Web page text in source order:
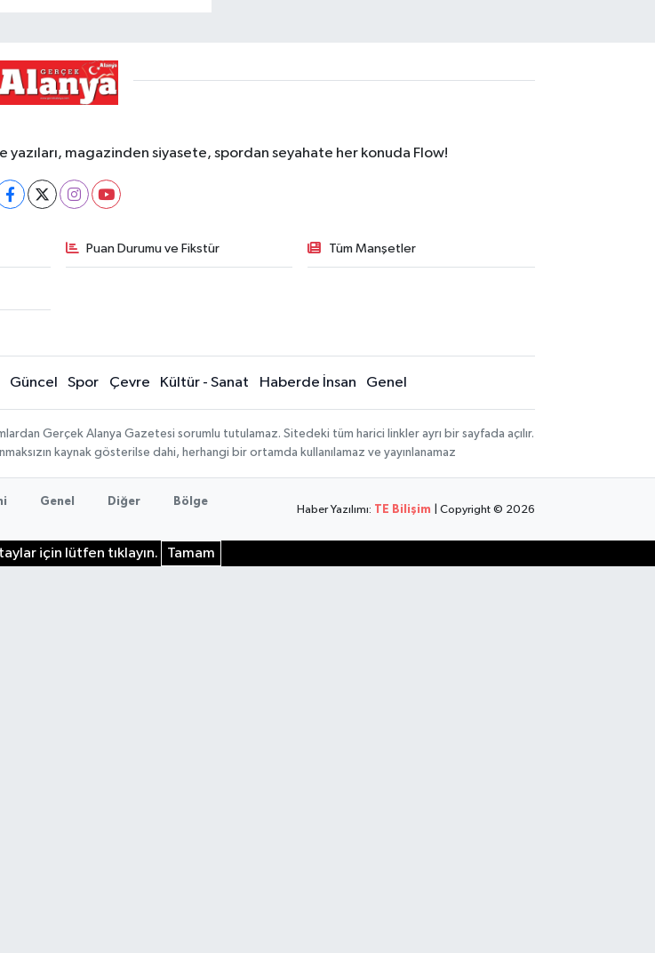
magazinden siyasete, spordan seyahate her konuda Flow!
Puan Durumu ve Fikstür Tüm Manşetler
Güncel Spor Çevre Kültür - Sanat Haberde İnsan Genel
Gerçek Alanya Gazetesi sorumlu tutulamaz. Sitedeki tüm harici linkler ayrı bir sayfada açılır.
kaynak gösterilse dahi, herhangi bir ortamda kullanılamaz ve yayınlanamaz
Genel Diğer Bölge
Haber Yazılımı: TE Bilişim | Copyright © 2026
için lütfen tıklayın. Tamam